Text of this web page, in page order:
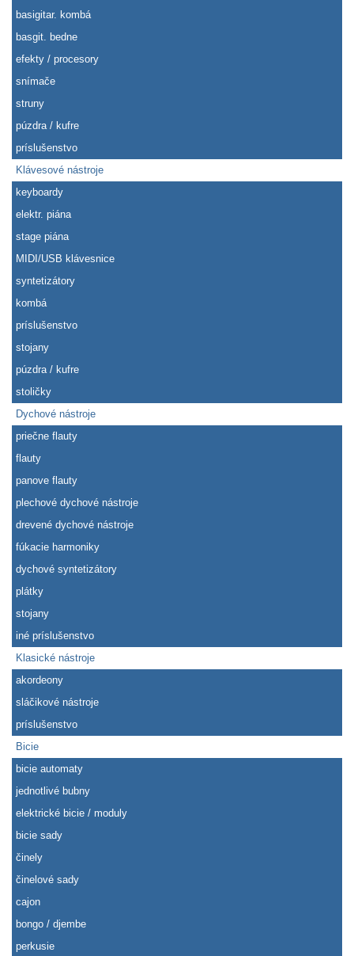
basigitar. kombá
basgit. bedne
efekty / procesory
snímače
struny
púzdra / kufre
príslušenstvo
Klávesové nástroje
keyboardy
elektr. piána
stage piána
MIDI/USB klávesnice
syntetizátory
kombá
príslušenstvo
stojany
púzdra / kufre
stoličky
Dychové nástroje
priečne flauty
flauty
panove flauty
plechové dychové nástroje
drevené dychové nástroje
fúkacie harmoniky
dychové syntetizátory
plátky
stojany
iné príslušenstvo
Klasické nástroje
akordeony
sláčikové nástroje
príslušenstvo
Bicie
bicie automaty
jednotlivé bubny
elektrické bicie / moduly
bicie sady
činely
činelové sady
cajon
bongo / djembe
perkusie